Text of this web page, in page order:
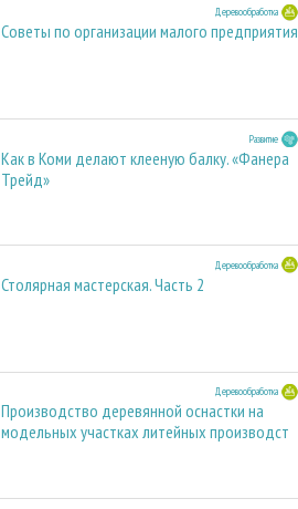
Деревообработка
Советы по организации малого предприятия
Развитие
Как в Коми делают клееную балку. «Фанера
Трейд»
Деревообработка
Столярная мастерская. Часть 2
Деревообработка
Производство деревянной оснастки на
модельных участках литейных производст